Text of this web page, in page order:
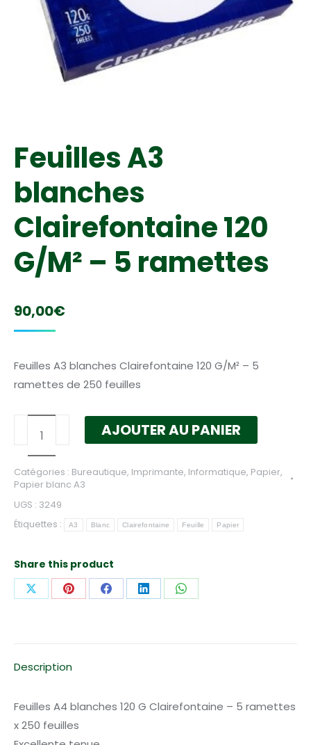
Feuilles A3
blanches
Clairefontaine 120
G/M² – 5 ramettes
90,00€
Feuilles A3 blanches Clairefontaine 120 G/M² – 5
ramettes de 250 feuilles
Feuilles
A3
blanches
Clairefontaine
AJOUTER AU PANIER
Catégories : Bureautique, Imprimante, Informatique, Papier,
Papier blanc A3
UGS : 3249
Étiquettes :
A3 Blanc Clairefontaine Feuille Papier
Share this product
PartagerPartagerPartagerPartagerPartager
Description
Feuilles A4 blanches 120 G Clairefontaine – 5 ramettes
x 250 feuilles